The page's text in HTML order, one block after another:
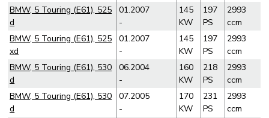
BMW, 5 Touring (E61), 525
d
01.2007
-
145
KW
197
PS
2993
ccm
BMW, 5 Touring (E61), 525
xd
01.2007
-
145
KW
197
PS
2993
ccm
BMW, 5 Touring (E61), 530
d
06.2004
-
160
KW
218
PS
2993
ccm
BMW, 5 Touring (E61), 530
d
07.2005
-
170
KW
231
PS
2993
ccm